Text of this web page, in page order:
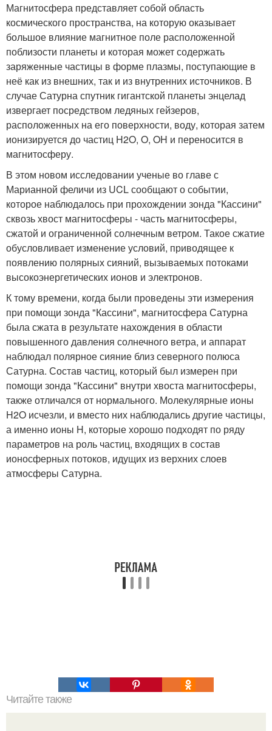
Магнитосфера представляет собой область
космического пространства, на которую оказывает
большое влияние магнитное поле расположенной
поблизости планеты и которая может содержать
заряженные частицы в форме плазмы, поступающие в
неё как из внешних, так и из внутренних источников. В
случае Сатурна спутник гигантской планеты энцелад
извергает посредством ледяных гейзеров,
расположенных на его поверхности, воду, которая затем
ионизируется до частиц H2O, O, OH и переносится в
магнитосферу.
В этом новом исследовании ученые во главе с
Марианной феличи из UCL сообщают о событии,
которое наблюдалось при прохождении зонда "Кассини"
сквозь хвост магнитосферы - часть магнитосферы,
сжатой и ограниченной солнечным ветром. Такое сжатие
обусловливает изменение условий, приводящее к
появлению полярных сияний, вызываемых потоками
высокоэнергетических ионов и электронов.
К тому времени, когда были проведены эти измерения
при помощи зонда "Кассини", магнитосфера Сатурна
была сжата в результате нахождения в области
повышенного давления солнечного ветра, и аппарат
наблюдал полярное сияние близ северного полюса
Сатурна. Состав частиц, который был измерен при
помощи зонда "Кассини" внутри хвоста магнитосферы,
также отличался от нормального. Молекулярные ионы
H2O исчезли, и вместо них наблюдались другие частицы,
а именно ионы H, которые хорошо подходят по ряду
параметров на роль частиц, входящих в состав
ионосферных потоков, идущих из верхних слоев
атмосферы Сатурна.
Читайте также